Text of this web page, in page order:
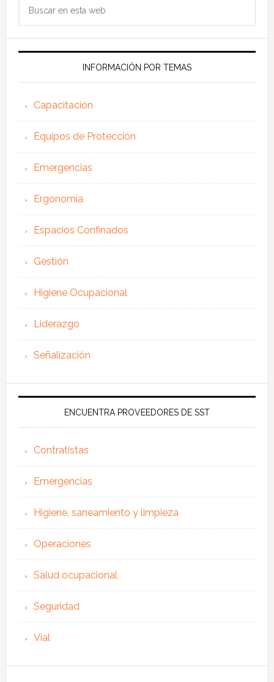
web
INFORMACIÓN POR TEMAS
Capacitación
Equipos de Protección
Emergencias
Ergonomía
Espacios Confinados
Gestión
Higiene Ocupacional
Liderazgo
Señalización
ENCUENTRA PROVEEDORES DE SST
Contratistas
Emergencias
Higiene, saneamiento y limpieza
Operaciones
Salud ocupacional
Seguridad
Vial